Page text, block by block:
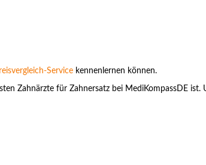
Service kennenlernen können.
Zahnärzte für Zahnersatz bei MediKompassDE